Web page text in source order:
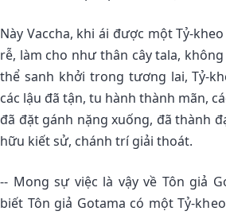
Này Vaccha, khi ái được một Tỷ-
rễ, làm cho như thân cây tala,
thể sanh khởi trong tương lai, Tỷ-
các lậu đã tận, tu hành thành mãn,
đã đặt gánh nặng xuống, đã thành
hữu kiết sử, chánh trí giải thoát.
-- Mong sự việc là vậy về Tôn giả
biết Tôn giả Gotama có một Tỷ-